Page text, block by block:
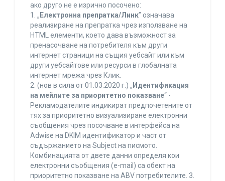
ако друго не е изрично посочено:
1. „ Електронна препратка/Линк” означава
реализиране на препратка чрез използване на
HTML елементи, което дава възможност за
пренасочване на потребителя към други
интернет страници на същия уебсайт или към
други уебсайтове или ресурси в глобалната
интернет мрежа чрез Клик.
2. (нов в сила от 01.03.2020 г.) „ Идентификация
на мейлите за приоритетно показване“ -
Рекламодателите индикират предпочетените от
тях за приоритетно визуализиране електронни
съобщения чрез посочване в интерфейса на
Adwise на DKIM идентификатор и част от
съдържанието на Subject на писмото.
Комбинацията от двете данни определя кои
електронни съобщения (e-mail) са обект на
приоритетно показване на ABV потребителите. 3.